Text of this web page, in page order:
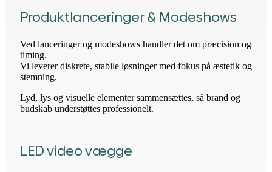
Produktlanceringer & Modeshows
Ved lanceringer og modeshows handler det om præcision og
timing.
Vi leverer diskrete, stabile løsninger med fokus på æstetik og
stemning.
Lyd, lys og visuelle elementer sammensættes, så brand og
budskab understøttes professionelt.
LED video vægge